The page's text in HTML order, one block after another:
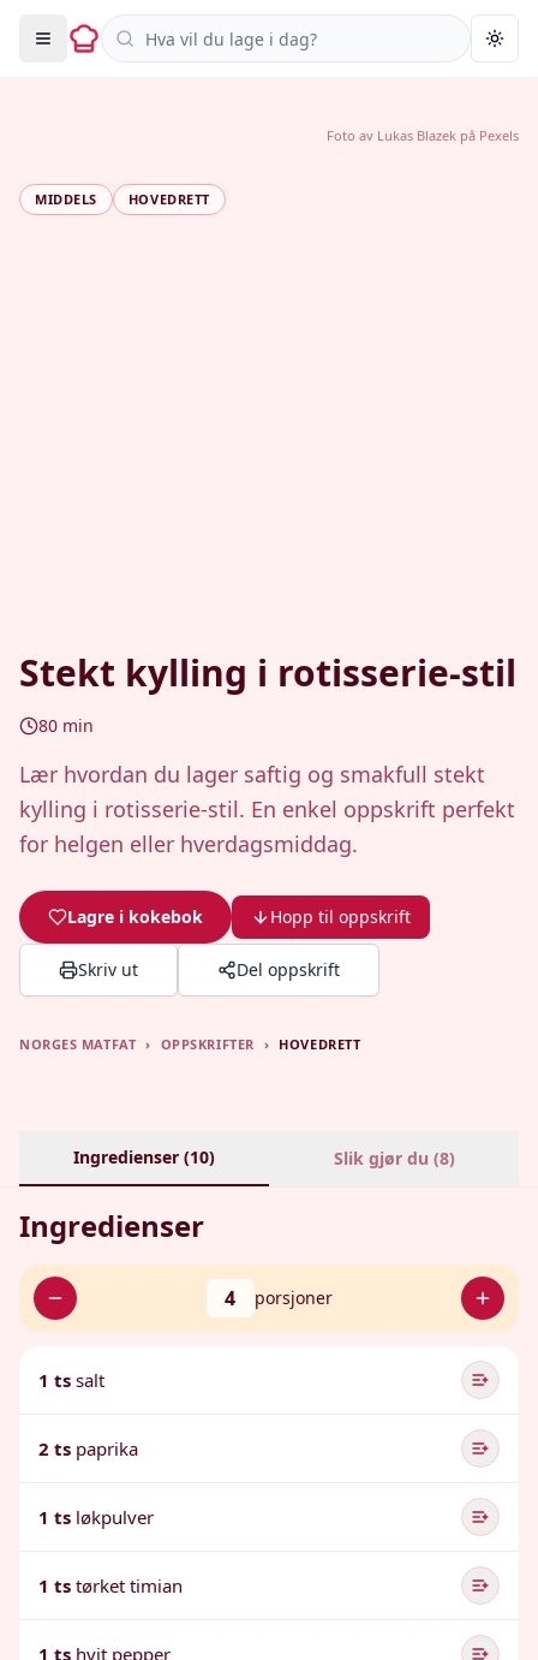
Søk i oppskrifter
MIDDELS HOVEDRETT
Stekt kylling i rotisserie-stil
80 min
Lær hvordan du lager saftig og smakfull stekt
kylling i rotisserie-stil. En enkel oppskrift perfekt
for helgen eller hverdagsmiddag.
Lagre i kokebok Hopp til oppskrift
Skriv ut Del oppskrift
Foto av Lukas Blazek på Pexels
NORGES MATFAT › OPPSKRIFTER › HOVEDRETT
Ingredienser (10) Slik gjør du (8)
Ingredienser
4 porsjoner
1 ts salt
2 ts paprika
1 ts løkpulver
1 ts tørket timian
1 ts hvit pepper